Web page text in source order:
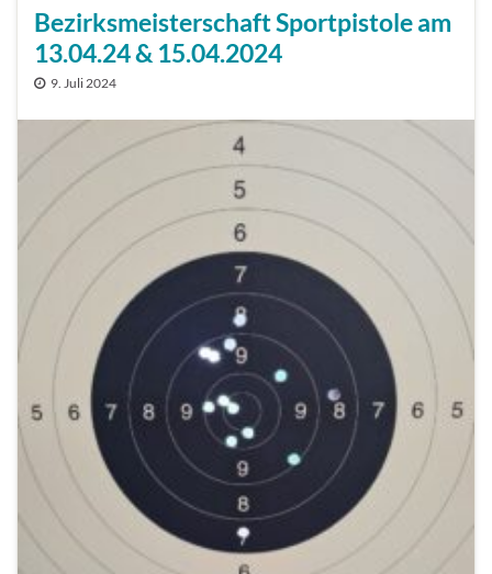
Bezirksmeisterschaft Sportpistole am
13.04.24 & 15.04.2024
9. Juli 2024